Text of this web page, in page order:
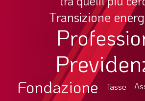
Transizione
Fondazione Tasse